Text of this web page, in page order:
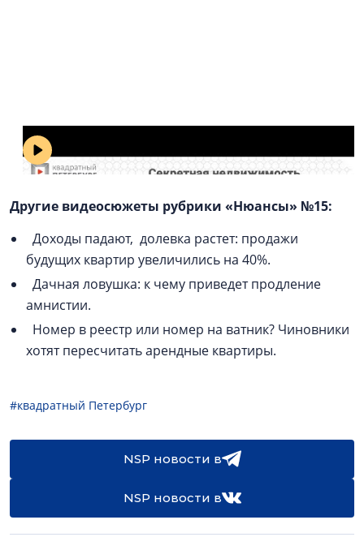
Другие видеосюжеты рубрики «Нюансы» №15:
Доходы падают, долевка растет: продажи
будущих квартир увеличились на 40%.
Дачная ловушка: к чему приведет продление
амнистии.
Номер в реестр или номер на ватник? Чиновники
хотят пересчитать арендные квартиры.
#квадратный Петербург
NSP новости в
NSP новости в